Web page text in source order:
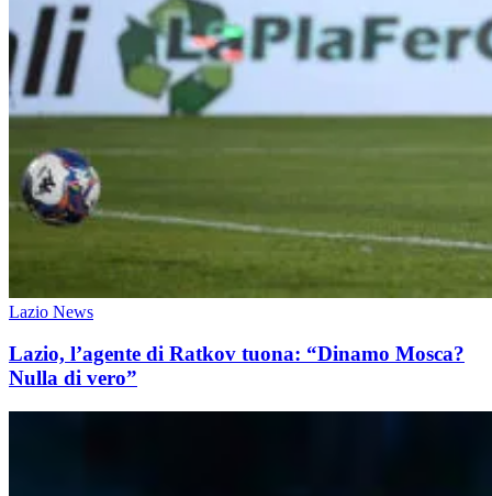
Lazio News
Lazio, l’agente di Ratkov tuona: “Dinamo Mosca?
Nulla di vero”